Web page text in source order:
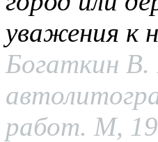
уважения к
Богаткин В.
работ. М,